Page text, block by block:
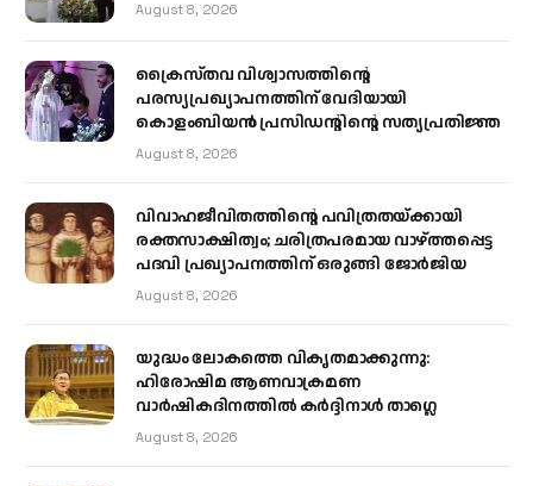
August 8, 2026
ക്രൈസ്തവ വിശ്വാസത്തിന്റെ
പരസ്യപ്രഖ്യാപനത്തിന് വേദിയായി
കൊളംബിയൻ പ്രസിഡന്റിന്റെ സത്യപ്രതിജ്ഞ
August 8, 2026
വിവാഹജീവിതത്തിന്റെ പവിത്രതയ്ക്കായി
രക്തസാക്ഷിത്വം; ചരിത്രപരമായ വാഴ്ത്തപ്പെട്ട
പദവി പ്രഖ്യാപനത്തിന് ഒരുങ്ങി ജോര്‍ജിയ
August 8, 2026
യുദ്ധം ലോകത്തെ വികൃതമാക്കുന്നു:
ഹിരോഷിമ ആണവാക്രമണ
വാർഷികദിനത്തിൽ കർദ്ദിനാൾ താഗ്ലെ
August 8, 2026